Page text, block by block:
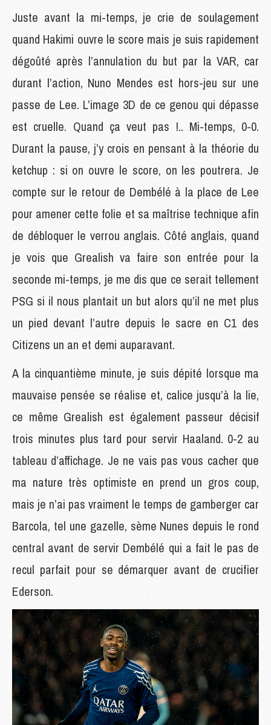
Juste avant la mi-temps, je crie de soulagement
quand Hakimi ouvre le score mais je suis rapidement
dégoûté après l’annulation du but par la VAR, car
durant l’action, Nuno Mendes est hors-jeu sur une
passe de Lee. L’image 3D de ce genou qui dépasse
est cruelle. Quand ça veut pas !.. Mi-temps, 0-0.
Durant la pause, j’y crois en pensant à la théorie du
ketchup : si on ouvre le score, on les poutrera. Je
compte sur le retour de Dembélé à la place de Lee
pour amener cette folie et sa maîtrise technique afin
de débloquer le verrou anglais. Côté anglais, quand
je vois que Grealish va faire son entrée pour la
seconde mi-temps, je me dis que ce serait tellement
PSG si il nous plantait un but alors qu’il ne met plus
un pied devant l’autre depuis le sacre en C1 des
Citizens un an et demi auparavant.
A la cinquantième minute, je suis dépité lorsque ma
mauvaise pensée se réalise et, calice jusqu’à la lie,
ce même Grealish est également passeur décisif
trois minutes plus tard pour servir Haaland. 0-2 au
tableau d’affichage. Je ne vais pas vous cacher que
ma nature très optimiste en prend un gros coup,
mais je n’ai pas vraiment le temps de gamberger car
Barcola, tel une gazelle, sème Nunes depuis le rond
central avant de servir Dembélé qui a fait le pas de
recul parfait pour se démarquer avant de crucifier
Ederson.